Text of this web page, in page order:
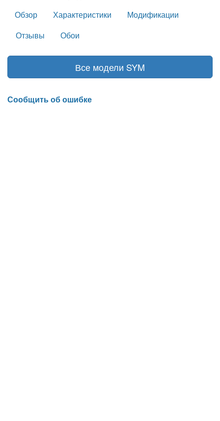
Обзор
Характеристики
Модификации
Отзывы
Обои
Все модели SYM
Сообщить об ошибке